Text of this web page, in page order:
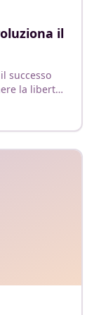
il
successo
la libertà